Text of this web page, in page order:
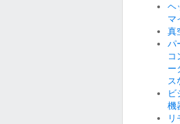
ヘ
マ
真
パ
ー
ス
ビ
機